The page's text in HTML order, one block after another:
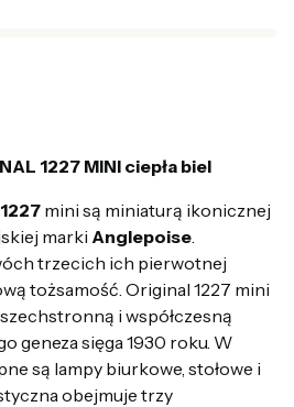
1227 MINI ciepła biel
mini są miniaturą ikonicznej
marki Anglepoise
trzecich ich pierwotnej
tożsamość. Original 1227 mini
i współczesną
geneza sięga 1930 roku. W
są lampy biurkowe, stołowe i
obejmuje trzy